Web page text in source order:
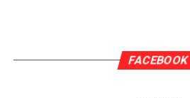
FACEBOOK